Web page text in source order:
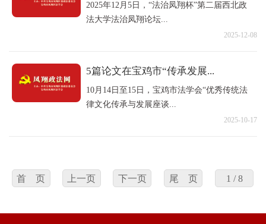
2025年12月5日，“法治凤翔杯”第二届西北政
法大学法治凤翔论坛...
2025-12-08
5篇论文在宝鸡市“传承发展...
10月14日至15日，宝鸡市法学会“优秀传统法
律文化传承与发展座谈...
2025-10-17
首 页 上一页 下一页 尾 页 1 / 8